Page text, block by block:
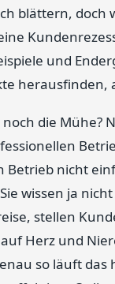
blättern, doch
und
herausfinden,
die Mühe?
Betrieb nicht
wissen ja
stellen
Herz und
so läuft